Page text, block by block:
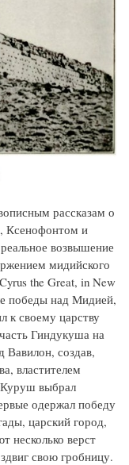
рассказам о
Ксенофонтом и
возвышение
мидийского
the Great, in New
победы над Мидией,
к своему царству
Гиндукуша на
Вавилон, создав,
властителем
Куруш выбрал
одержал победу
царский город,
несколько верст
свою гробницу.